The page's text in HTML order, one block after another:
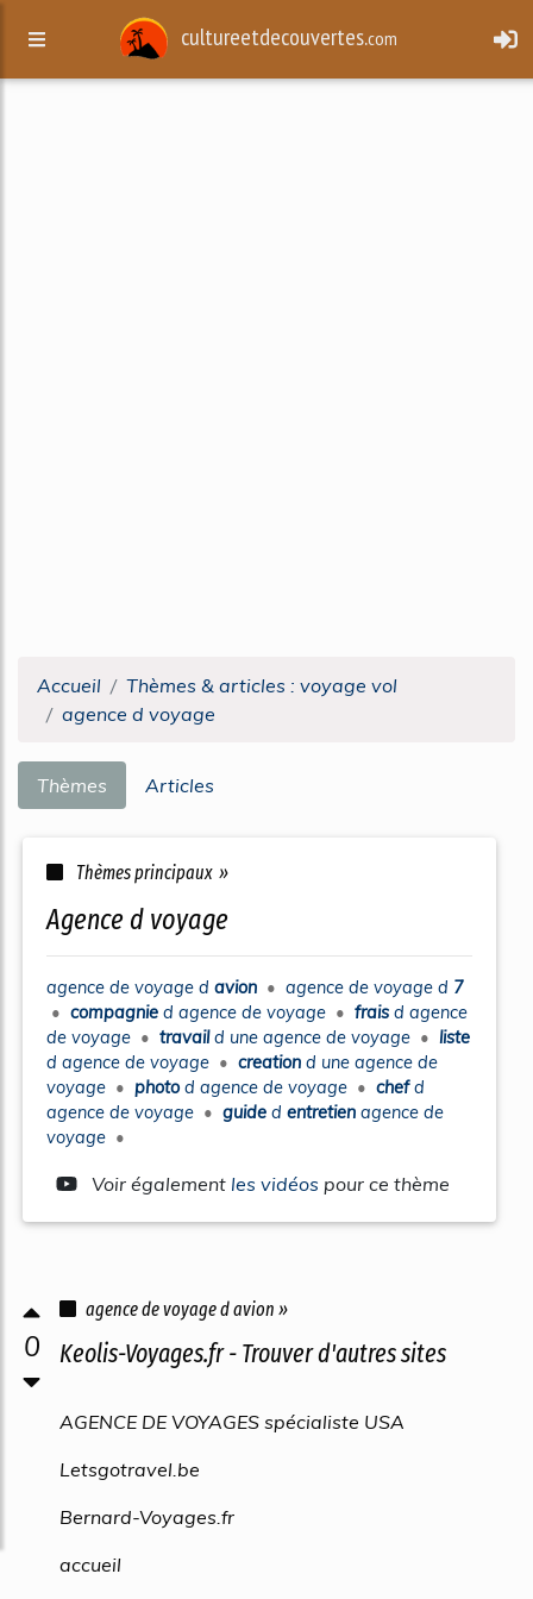
cultureetdecouvertes.com
Accueil
Thèmes & articles : voyage vol
agence d voyage
Thèmes Articles
Thèmes principaux »
agence d voyage
agence de voyage d avion • agence de voyage d 7
• compagnie d agence de voyage • frais d agence
de voyage • travaild une agence de voyage • liste
d agence de voyage • creation d une agence de
voyage • photod agence de voyage • chefd
agence de voyage • guide d entretien agence de
voyage •
Voir également les vidéos pour ce thème
0
agence de voyage d avion »
Keolis-Voyages.fr - Trouver d'autres sites
AGENCE DE VOYAGES spécialiste USA
Letsgotravel.be
Bernard-Voyages.fr
accueil